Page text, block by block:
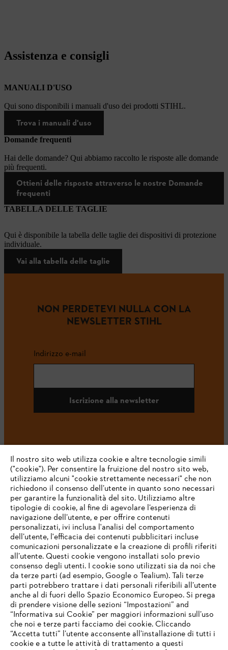
Assistenza e consigli
MANUALI D'USO
Qui sono disponibili i manuali d'uso dei prodotti STIHL.
Trova i manuali d'uso
Domande frequenti
Hai delle domande? Qui abbiamo raccolto le risposte alle domande
più frequenti.
Ottieni delle risposte attraverso le nostre Domande
frequenti
TABELLA DELLE TAGLIE
Qui è disponibile la tabella delle taglie dei dispositivi di protezione
individuale.
Vai alla tabella delle taglie
NON PERDETEVI NULLA CON LA
NEWSLETTER STIHL
Indirizzo e-mail
Iscrizione alla newsletter
#STIHL
L’azienda
STIHL FAQ
Service
IHR BROWSER WIRD NICHT
UNTERSTÜTZT
Il nostro sito web utilizza cookie e altre tecnologie simili
("cookie"). Per consentire la fruizione del nostro sito web,
utilizziamo alcuni "cookie strettamente necessari" che non
richiedono il consenso dell’utente in quanto sono necessari
per garantire la funzionalità del sito. Utilizziamo altre
tipologie di cookie, al fine di agevolare l’esperienza di
navigazione dell’utente, e per offrire contenuti
personalizzati, ivi inclusa l'analisi del comportamento
dell’utente, l'efficacia dei contenuti pubblicitari incluse
comunicazioni personalizzate e la creazione di profili riferiti
all’utente. Questi cookie vengono installati solo previo
consenso degli utenti. I cookie sono utilizzati sia da noi che
da terze parti (ad esempio, Google o Tealium). Tali terze
parti potrebbero trattare i dati personali riferibili all’utente
anche al di fuori dello Spazio Economico Europeo. Si prega
di prendere visione delle sezioni “Impostazioni” and
“Informativa sui Cookie” per maggiori informazioni sull’uso
che noi e terze parti facciamo dei cookie. Cliccando
“Accetta tutti” l’utente acconsente all’installazione di tutti i
cookie e a tutte le attività di trattamento a questi